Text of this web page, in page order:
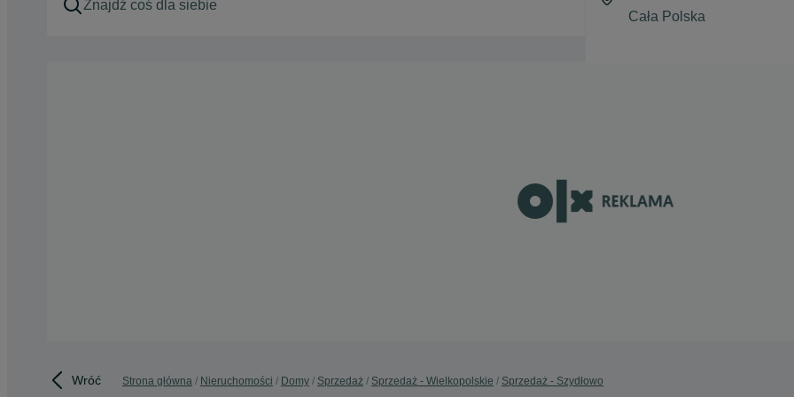
Wróć Strona główna Nieruchomości Domy Sprzedaż Sprzedaż - Wielkopolskie Sprzedaż - Szydłowo